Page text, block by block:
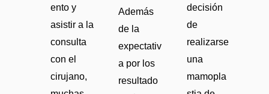
ento y
asistir a la
consulta
con el
cirujano,
Además
de la
expectativ
a por los
resultado
decisión
de
realizarse
una
mamopla